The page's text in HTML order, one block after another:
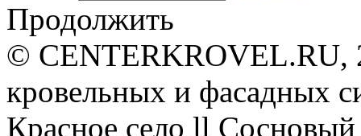
Продолжить
© CENTERKROVEL.RU,
кровельных и фасадных
Красное село ll